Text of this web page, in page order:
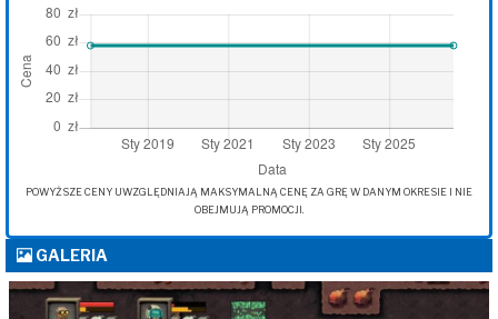
POWYŻSZE CENY UWZGLĘDNIAJĄ MAKSYMALNĄ CENĘ ZA GRĘ W DANYM OKRESIE I NIE
OBEJMUJĄ PROMOCJI.
GALERIA